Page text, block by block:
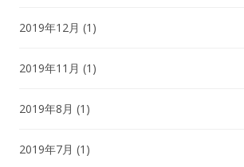
2019年12月 (1)
2019年11月 (1)
2019年8月 (1)
2019年7月 (1)